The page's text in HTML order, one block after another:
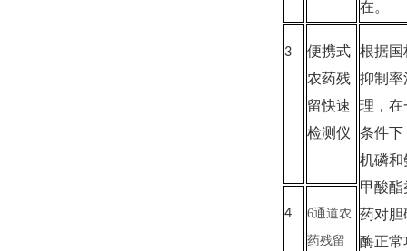
在。
3
便携式
农药残
留快速
检测仪
根据国
抑制率
理，在
条件下
机磷和
甲酸酯
药对胆
酶正常
4
6通道农
药残留